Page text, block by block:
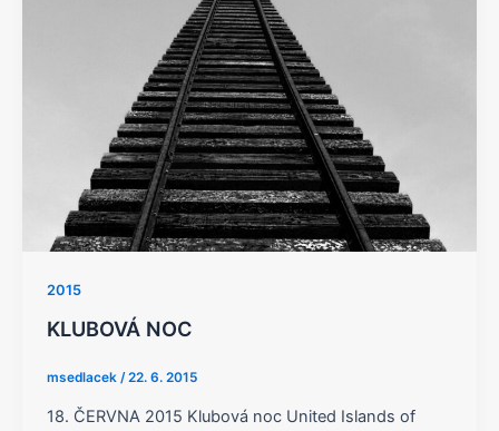
2015
KLUBOVÁ NOC
msedlacek /22. 6. 2015
18. ČERVNA 2015 Klubová noc United Islands of